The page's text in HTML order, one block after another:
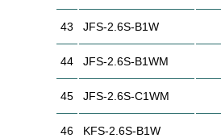
43 JFS-2.6S-B1W
44 JFS-2.6S-B1WM
45 JFS-2.6S-C1WM
46 KFS-2.6S-B1W